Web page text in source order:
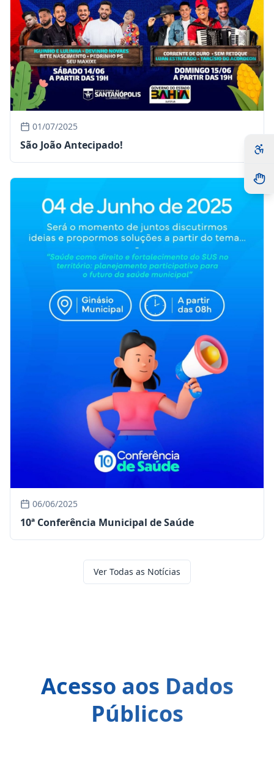
01/07/2025
São João Antecipado!
06/06/2025
10ª Conferência Municipal de Saúde
Ver Todas as Notícias
Acesso aos Dados
Públicos